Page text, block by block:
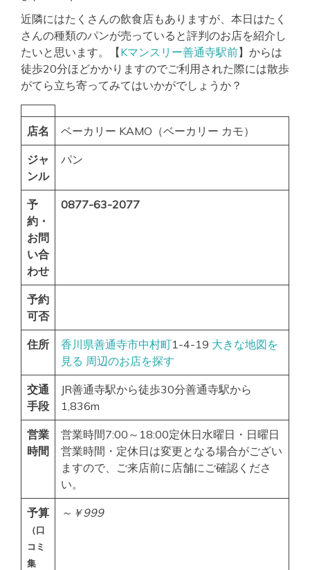
近隣にはたくさんの飲食店もありますが、本日はたく
さんの種類のパンが売っていると評判のお店を紹介し
たいと思います。【Kマンスリー善通寺駅前】からは
徒歩20分ほどかかりますのでご利用された際には散歩
がてら立ち寄ってみてはいかがでしょうか？
店名 ベーカリー KAMO（ベーカリー カモ）
ジャ
ンル
パン
予
約・
お問
い合
わせ
0877-63-2077
予約
可否
住所 香川県善通寺市中村町1-4-19 大きな地図を
見る 周辺のお店を探す
交通
手段
JR善通寺駅から徒歩30分善通寺駅から
1,836m
営業
時間
営業時間7:00～18:00定休日水曜日・日曜日
営業時間・定休日は変更となる場合がござい
ますので、ご来店前に店舗にご確認くださ
い。
予算
（口
コミ
集
～￥999